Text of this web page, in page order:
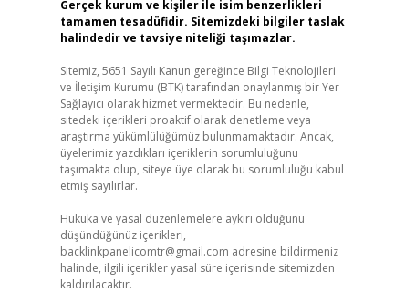
Gerçek kurum ve kişiler ile isim benzerlikleri
tamamen tesadüfidir. Sitemizdeki bilgiler taslak
halindedir ve tavsiye niteliği taşımazlar.
Sitemiz, 5651 Sayılı Kanun gereğince Bilgi Teknolojileri
ve İletişim Kurumu (BTK) tarafından onaylanmış bir Yer
Sağlayıcı olarak hizmet vermektedir. Bu nedenle,
sitedeki içerikleri proaktif olarak denetleme veya
araştırma yükümlülüğümüz bulunmamaktadır. Ancak,
üyelerimiz yazdıkları içeriklerin sorumluluğunu
taşımakta olup, siteye üye olarak bu sorumluluğu kabul
etmiş sayılırlar.
Hukuka ve yasal düzenlemelere aykırı olduğunu
düşündüğünüz içerikleri,
backlinkpanelicomtr@gmail.com adresine bildirmeniz
halinde, ilgili içerikler yasal süre içerisinde sitemizden
kaldırılacaktır.